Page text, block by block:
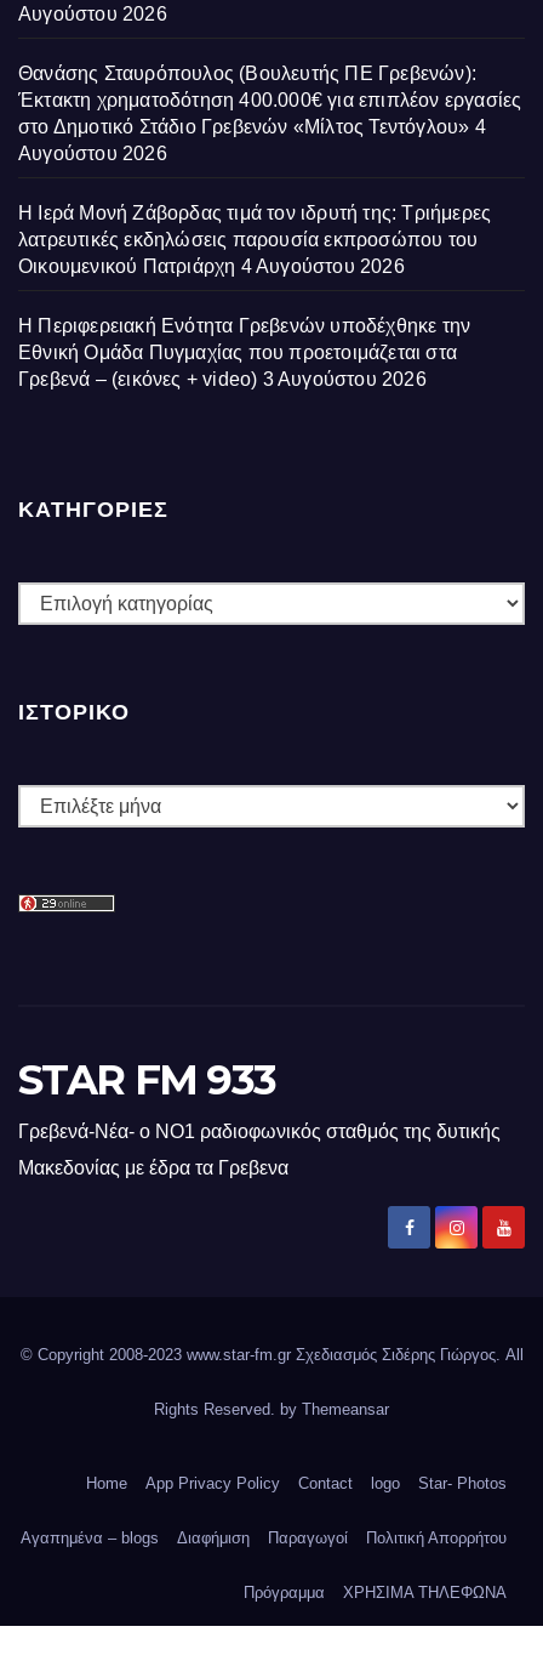
Αυγούστου 2026
Θανάσης Σταυρόπουλος (Βουλευτής ΠΕ Γρεβενών):
Έκτακτη χρηματοδότηση 400.000€ για επιπλέον εργασίες
στο Δημοτικό Στάδιο Γρεβενών «Μίλτος Τεντόγλου» 4
Αυγούστου 2026
Η Ιερά Μονή Ζάβορδας τιμά τον ιδρυτή της: Τριήμερες
λατρευτικές εκδηλώσεις παρουσία εκπροσώπου του
Οικουμενικού Πατριάρχη 4 Αυγούστου 2026
Η Περιφερειακή Ενότητα Γρεβενών υποδέχθηκε την
Εθνική Ομάδα Πυγμαχίας που προετοιμάζεται στα
Γρεβενά – (εικόνες + video) 3 Αυγούστου 2026
ΚΑΤΗΓΟΡΙΕΣ
ΚΑΤΗΓΟΡΙΕΣ
ΙΣΤΟΡΙΚΌ
Ιστορικό
STAR FM 933
Γρεβενά-Νέα- ο ΝΟ1 ραδιοφωνικός σταθμός της δυτικής
Μακεδονίας με έδρα τα Γρεβενα
© Copyright 2008-2023 www.star-fm.gr Σχεδιασμός Σιδέρης Γιώργος. All
Rights Reserved. by Themeansar
Home App Privacy Policy Contact logo Star- Photos
Αγαπημένα – blogs Διαφήμιση Παραγωγοί Πολιτική Απορρήτου
Πρόγραμμα ΧΡΗΣΙΜΑ ΤΗΛΕΦΩΝΑ